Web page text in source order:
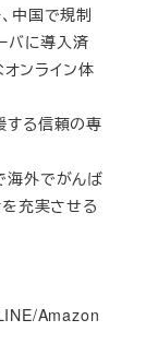
中国で規制
バに導入済
オンライン体
する信頼の専
海外でがんば
充実させる
Amazon